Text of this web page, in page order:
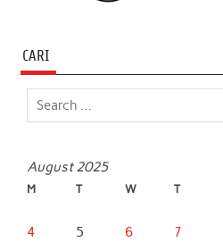
CARI
August 2025
M T W T
4
5 6 7